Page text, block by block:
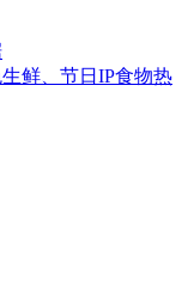
鲜、节日IP食物热